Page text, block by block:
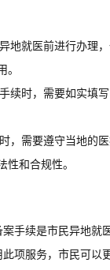
地就医前进行办理，
续时，需要如实填
，需要遵守当地的医
和合规性。
手续是市民异地就
项服务，市民可以